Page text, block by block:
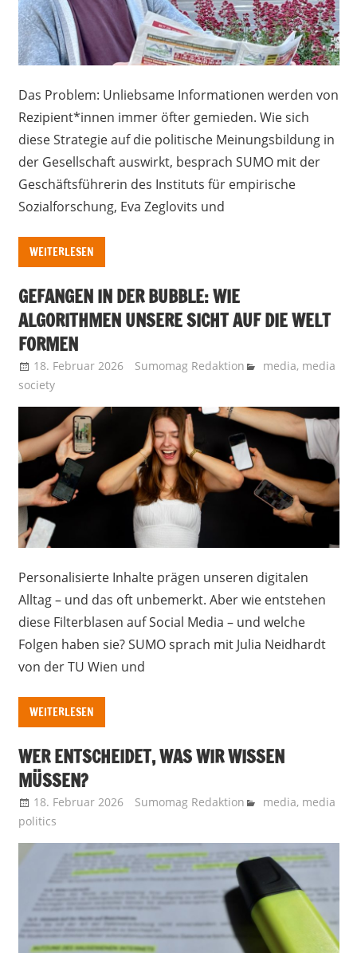
Das Problem: Unliebsame Informationen werden von
Rezipient*innen immer öfter gemieden. Wie sich
diese Strategie auf die politische Meinungsbildung in
der Gesellschaft auswirkt, besprach SUMO mit der
Geschäftsführerin des Instituts für empirische
Sozialforschung, Eva Zeglovits und
WEITERLESEN
GEFANGEN IN DER BUBBLE: WIE
ALGORITHMEN UNSERE SICHT AUF DIE WELT
FORMEN
18. Februar 2026 Sumomag Redaktion media, media
society
Personalisierte Inhalte prägen unseren digitalen
Alltag – und das oft unbemerkt. Aber wie entstehen
diese Filterblasen auf Social Media – und welche
Folgen haben sie? SUMO sprach mit Julia Neidhardt
von der TU Wien und
WEITERLESEN
WER ENTSCHEIDET, WAS WIR WISSEN
MÜSSEN?
18. Februar 2026 Sumomag Redaktion media, media
politics